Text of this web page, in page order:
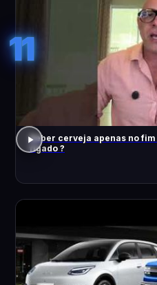
11
Beber cerveja apenas no
fígado ?